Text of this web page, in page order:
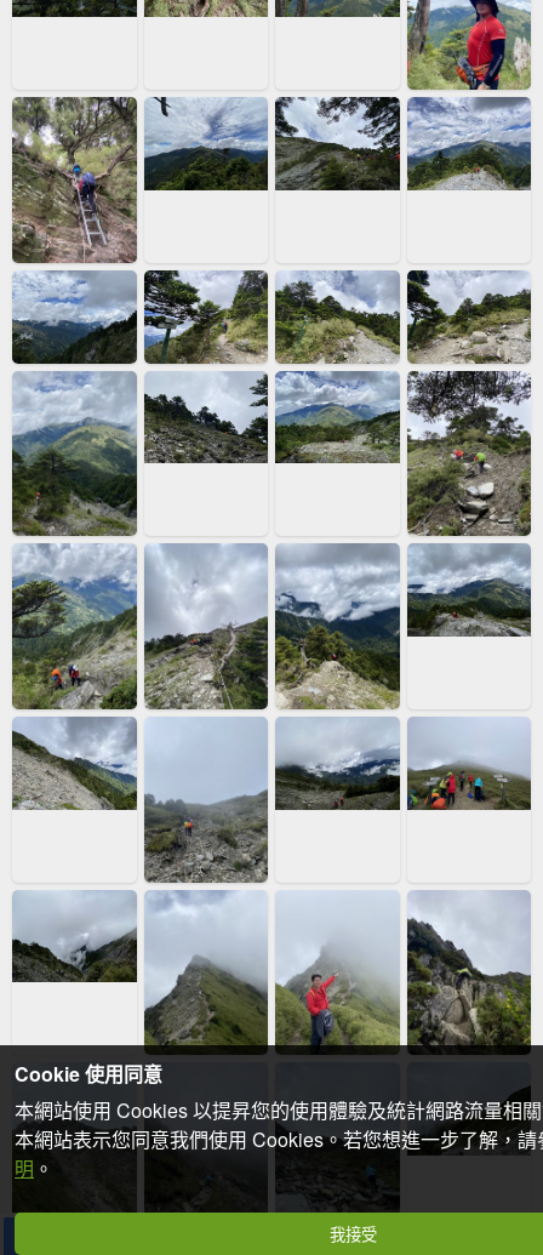
分享
Cookie 使用同意
本網站使用 Cookies 以提昇您的使用體驗及統計網路流量相
本網站表示您同意我們使用 Cookies。若您想進一步了解，
明 。
我接受